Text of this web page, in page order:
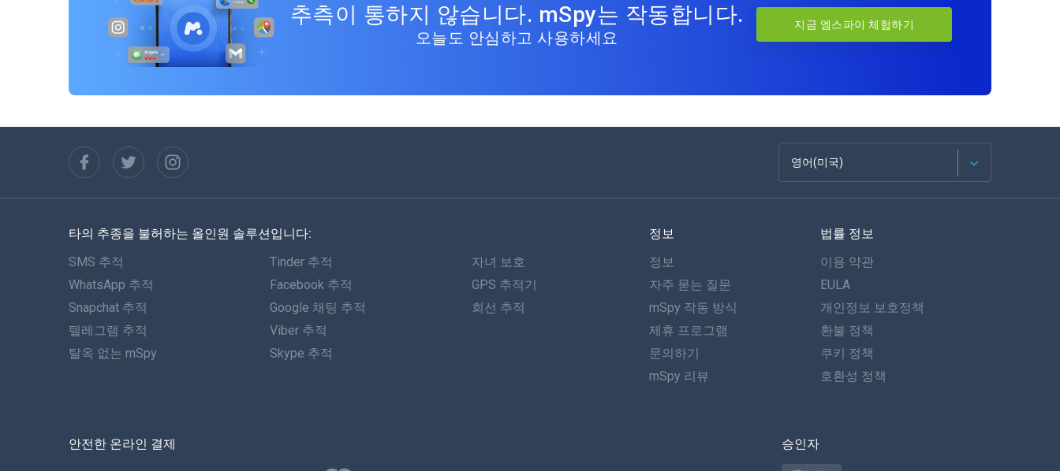
추측이 통하지 않습니다. mSpy는 작동합니다.
오늘도 안심하고 사용하세요
지금 엠스파이 체험하기
영어(미국)
Français
Español
포르투갈어
이탈리아어
Türkçe
타의 추종을 불허하는 올인원 솔루션입니다:
SMS 추적
WhatsApp 추적
Snapchat 추적
텔레그램 추적
탈옥 없는 mSpy
Tinder 추적
Facebook 추적
Google 채팅 추적
Viber 추적
Skype 추적
자녀 보호
GPS 추적기
회선 추적
정보
정보
자주 묻는 질문
mSpy 작동 방식
제휴 프로그램
문의하기
mSpy 리뷰
법률 정보
이용 약관
EULA
개인정보 보호정책
환불 정책
쿠키 정책
호환성 정책
안전한 온라인 결제 승인자